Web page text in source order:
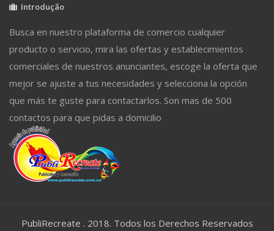
Introdução
Busca en nuestro plataforma de comercio cualquier
producto o servicio, mira las ofertas y establecimientos
comerciales de nuestros anunciantes, escoge la oferta que
mejor se ajuste a tus necesidades y selecciona la opción
que más te guste para contactarlos. Son mas de 500
contactos para que pidas a domicilio
PubliRecreate . 2018. Todos los Derechos Reservados